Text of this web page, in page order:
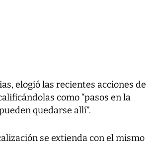
elogió las recientes acciones de
como “pasos en la
quedarse allí”.
se extienda con el mismo